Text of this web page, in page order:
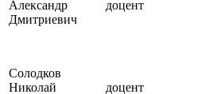
совместительство)
Александр
Дмитриевич
доцент
Солодков
Николай
доцент